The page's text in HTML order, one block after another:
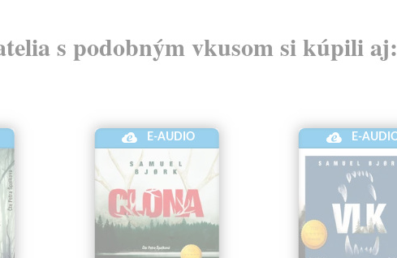
s podobným vkusom si kúpili aj:
E-AUDIO E-